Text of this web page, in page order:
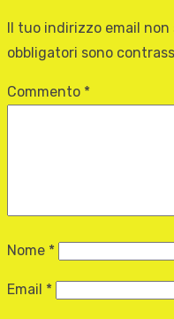
Il tuo indirizzo email
obbligatori sono
Commento *
Nome *
Email *